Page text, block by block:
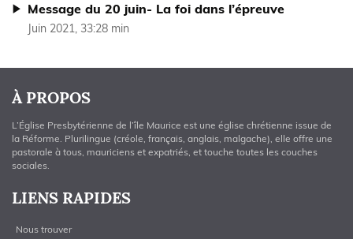
Message du 20 juin- La foi dans l’épreuve
Juin 2021, 33:28 min
À PROPOS
L’Église Presbytérienne de l’île Maurice est une église chrétienne issue de
la Réforme. Plurilingue (créole, français, anglais, malgache), elle offre une
pastorale à tous, mauriciens et expatriés, et touche toutes les couches
sociales.
LIENS RAPIDES
Nous trouver